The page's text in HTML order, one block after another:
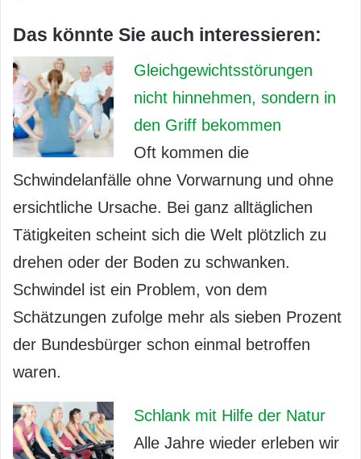
Das könnte Sie auch interessieren:
Gleichgewichtsstörungen
nicht hinnehmen, sondern in
den Griff bekommen
Oft kommen die
Schwindelanfälle ohne Vorwarnung und ohne
ersichtliche Ursache. Bei ganz alltäglichen
Tätigkeiten scheint sich die Welt plötzlich zu
drehen oder der Boden zu schwanken.
Schwindel ist ein Problem, von dem
Schätzungen zufolge mehr als sieben Prozent
der Bundesbürger schon einmal betroffen
waren.
Schlank mit Hilfe der Natur
Alle Jahre wieder erleben wir